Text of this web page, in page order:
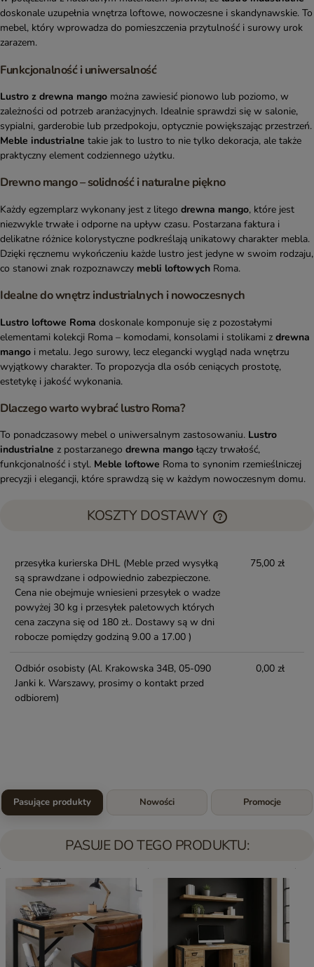
doskonale uzupełnia wnętrza loftowe, nowoczesne i skandynawskie. To
mebel, który wprowadza do pomieszczenia przytulność i surowy urok
zarazem.
Funkcjonalność i uniwersalność
Lustro z drewna mango można zawiesić pionowo lub poziomo, w
zależności od potrzeb aranżacyjnych. Idealnie sprawdzi się w salonie,
sypialni, garderobie lub przedpokoju, optycznie powiększając przestrzeń.
Meble industrialne takie jak to lustro to nie tylko dekoracja, ale także
praktyczny element codziennego użytku.
Drewno mango – solidność i naturalne piękno
Każdy egzemplarz wykonany jest z litego drewna mango, które jest
niezwykle trwałe i odporne na upływ czasu. Postarzana faktura i
delikatne różnice kolorystyczne podkreślają unikatowy charakter mebla.
Dzięki ręcznemu wykończeniu każde lustro jest jedyne w swoim rodzaju,
co stanowi znak rozpoznawczy mebli loftowych Roma.
Idealne do wnętrz industrialnych i nowoczesnych
Lustro loftowe Roma doskonale komponuje się z pozostałymi
elementami kolekcji Roma – komodami, konsolami i stolikami z drewna
mango i metalu. Jego surowy, lecz elegancki wygląd nada wnętrzu
wyjątkowy charakter. To propozycja dla osób ceniących prostotę,
estetykę i jakość wykonania.
Dlaczego warto wybrać lustro Roma?
To ponadczasowy mebel o uniwersalnym zastosowaniu. Lustro
industrialne z postarzanego drewna mango łączy trwałość,
funkcjonalność i styl. Meble loftowe Roma to synonim rzemieślniczej
precyzji i elegancji, które sprawdzą się w każdym nowoczesnym domu.
KOSZTY DOSTAWY
przesyłka kurierska DHL (Meble przed wysyłką
są sprawdzane i odpowiednio zabezpieczone.
Cena nie obejmuje wniesieni przesyłek o wadze
powyżej 30 kg i przesyłek paletowych których
cena zaczyna się od 180 zł.. Dostawy są w dni
robocze pomiędzy godziną 9.00 a 17.00 )
75,00 zł
Odbiór osobisty (Al. Krakowska 34B, 05-090
Janki k. Warszawy, prosimy o kontakt przed
odbiorem)
0,00 zł
Pasujące produkty Nowości Promocje
PASUJE DO TEGO PRODUKTU: